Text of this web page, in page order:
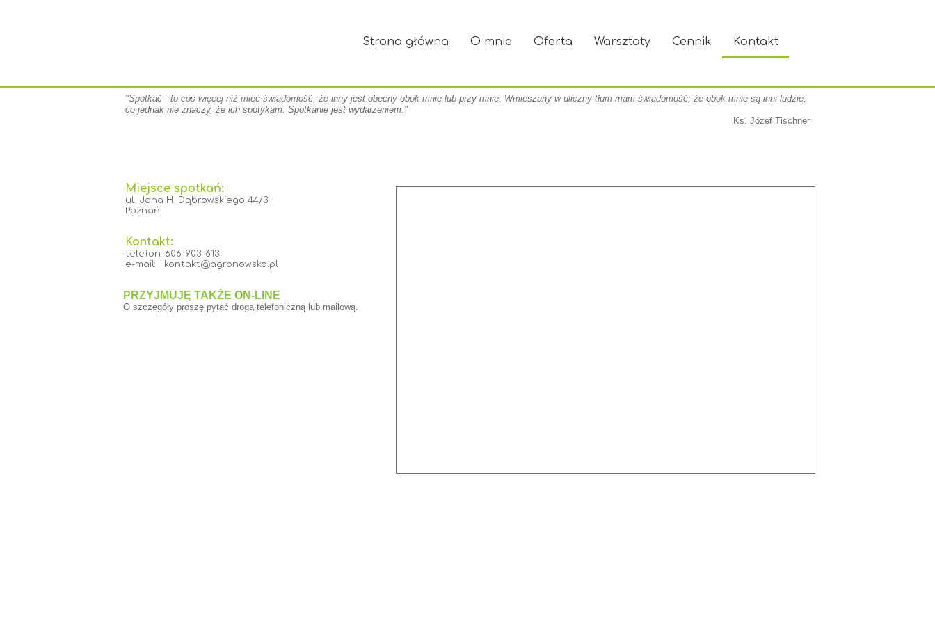
PRZYJMUJĘ TAKŻE ON-LINE
O szczegóły proszę pytać drogą telefoniczną lub mailową.
"Spotkać - to coś więcej niż mieć świadomość, że inny jest obecny obok mnie lub przy mnie. Wmieszany w uliczny tłum mam świadomość, że obok mnie są inni ludzie,
co jednak nie znaczy, że ich spotykam. Spotkanie jest wydarzeniem."
Ks. Józef Tischner
Kontakt:
telefon: 606-903-613
e-mail: kontakt@agronowska.pl
Miejsce spotkań:
ul. Jana H. Dąbrowskiego 44/3
Poznań
Strona główna O mnie Oferta Warsztaty Cennik Kontakt